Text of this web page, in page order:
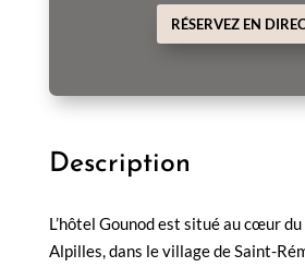
RÉSERVEZ EN
Description
L’hôtel Gounod est situé au cœur
Alpilles, dans le village de Saint-